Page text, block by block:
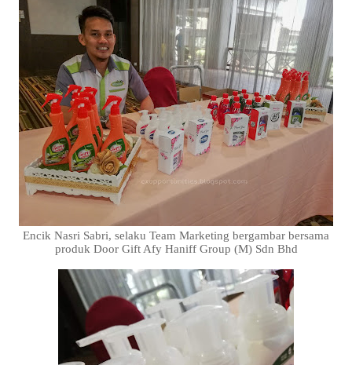
Encik Nasri Sabri, selaku Team Marketing bergambar bersama
produk Door Gift Afy Haniff Group (M) Sdn Bhd